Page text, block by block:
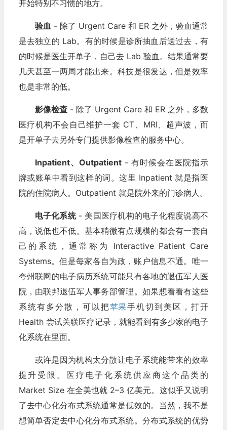
开始特别不习惯的地方。
验血- 除了 Urgent Care 和 ER 之外，验血通常
是去独立的 Lab。有的时候是诊所抽血后送过去，有
的时候是医生开单子，自己去 Lab 验血。结果通常要
几天甚至一两周才能出来。科技是很发达，但是效率
也是非常的低。
影像检查- 除了 Urgent Care 和 ER 之外，多数
医疗机构不会自己维护一套 CT、MRI、超声波，而
是开单子去另外专门提供影像检查的服务中心。
Inpatient、Outpatient- 有时候会在医院指示
牌或账单中看到这样的词。这里 Inpatient 就是指医
院的住院病人。Outpatient 就是院外来的门诊病人。
电子化系统- 美国医疗机构的电子化程度说高不
高，说低也不低。基本稍微有点规模的都会有一套自
己的系统，通常称为 Interactive Patient Care
Systems。但是每家各自为政，账户信息不通。唯一
夸州联网的电子病历系统可能只有各地的退伍军人医
院，由联邦退伍军人事务部管理。如果想看看有这些
系统有多分散，可以把苹果手机切到美区，打开
Health 尝试关联医疗记录，就能看到有多少家的电子
化系统在里面。
或许是因为机构太分散让电子系统能带来的效率
提升受限。医疗电子化系统供应商这个品类的
Market Size 在全美也就 2–3 亿美元。这似乎又说明
了去中心化分布式系统通常是低效的。当然，我不是
想简单否定去中心化分布式系统。分布式系统的优势